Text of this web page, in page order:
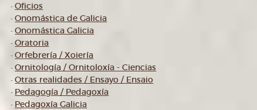
-Oficios
-Onomástica de Galicia
-Onomástica Galicia
-Oratoria
-Orfebrería / Xoiería
-Ornitología / Ornitoloxía - Ciencias
-Otras realidades / Ensayo / Ensaio
- Pedagogía / Pedagoxía
- Pedagoxía Galicia